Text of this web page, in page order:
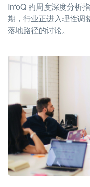
InfoQ 的周度深度分析
期，行业正进入理性调
落地路径的讨论。